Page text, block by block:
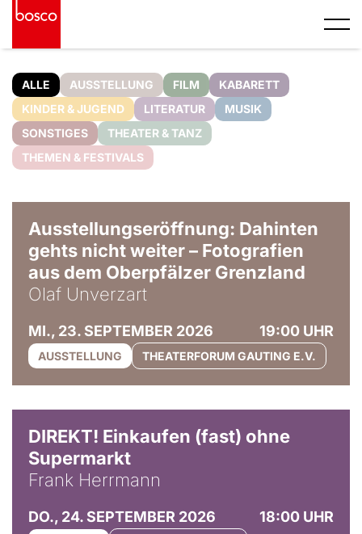
ALLE AUSSTELLUNG FILM
KABARETT
KINDER & JUGEND
LITERATUR
MUSIK
SONSTIGES
THEATER & TANZ
THEMEN & FESTIVALS
Ausstellungseröffnung: Dahinten
gehts nicht weiter – Fotografien
aus dem Oberpfälzer Grenzland
Olaf Unverzart
MI., 23. SEPTEMBER 2026 19:00 UHR
AUSSTELLUNG THEATERFORUM GAUTING E.V.
DIREKT! Einkaufen (fast) ohne
Supermarkt
Frank Herrmann
DO., 24. SEPTEMBER 2026 18:00 UHR